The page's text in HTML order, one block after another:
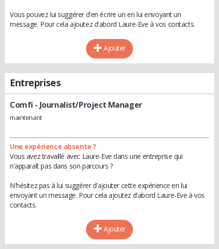
Vous pouvez lui suggérer d'en écrire un en lui envoyant un
message. Pour cela ajoutez d'abord Laure-Eve à vos contacts.
Ajouter
Entreprises
Comfi - Journalist/Project Manager
maintenant
Une expérience absente ?
Vous avez travaillé avec Laure-Eve dans une entreprise qui
n'apparaît pas dans son parcours ?
N'hésitez pas à lui suggérer d'ajouter cette expérience en lui
envoyant un message. Pour cela ajoutez d'abord Laure-Eve à vos
contacts.
Ajouter